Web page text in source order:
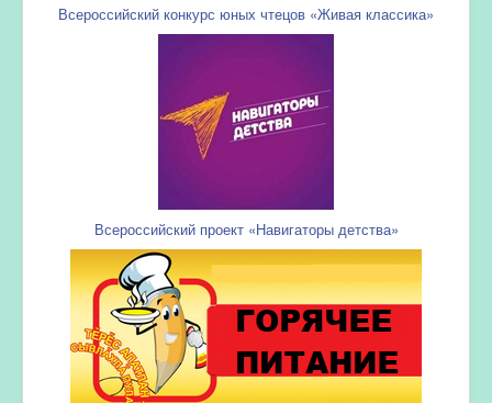
Всероссийский конкурс юных чтецов «Живая классика»
Всероссийский проект «Навигаторы детства»